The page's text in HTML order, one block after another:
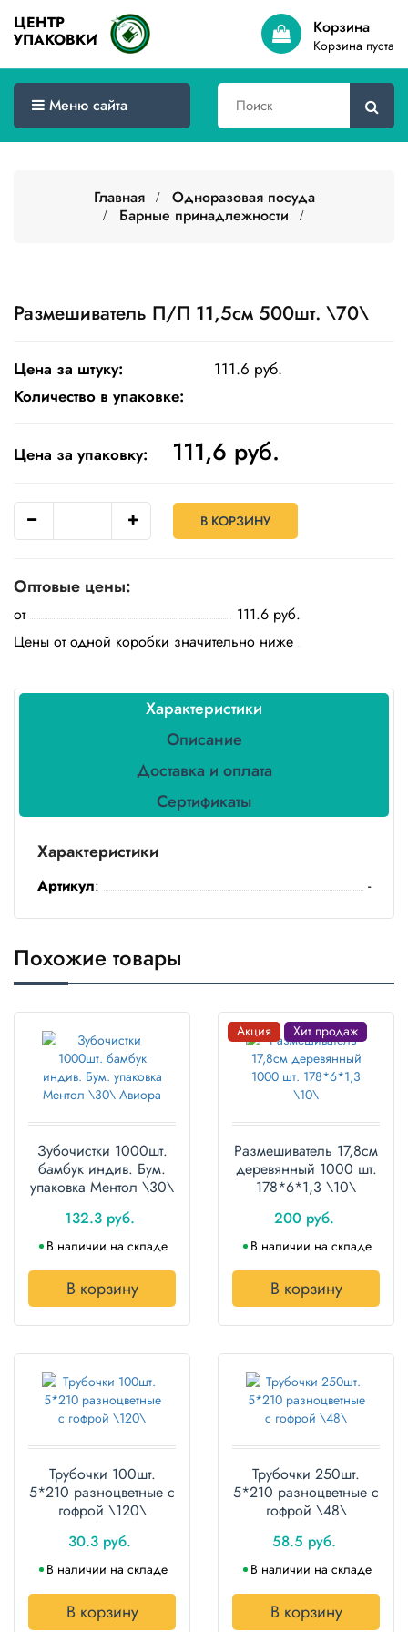
ЦЕНТР
УПАКОВКИ
Корзина
Корзина пуста
Меню сайта
Меню
сайта
Главная
Товары
Категории
товаров
посуда
упаковка
многоразовая
Пакеты
кулинарии
химия
Канцтовары
Товары
защиты
упаковка
Скатерти
коврики
Товары
для
уборки
Полотенца
Туалетная
бумага
хранения и
транспортировки
Товары
садоводов
Товары
для
барбекю
Главная
Одноразовая посуда
Барные принадлежности
Размешиватель П/П 11,5см 500шт. \70\
Цена за штуку:
111.6 руб.
Количество в упаковке:
Цена за упаковку: 111,6 руб.
В КОРЗИНУ
Оптовые цены:
от
111.6 руб.
Цены от одной коробки значительно ниже
Характеристики
Описание
Доставка и оплата
Сертификаты
Характеристики
Артикул: -
Похожие товары
Зубочистки 1000шт.
бамбук индив. Бум.
упаковка Ментол \30\
132.3 руб.
В наличии на складе
В корзину
Акция Хит продаж
Размешиватель 17,8см
деревянный 1000 шт.
178*6*1,3 \10\
200 руб.
В наличии на складе
В корзину
Трубочки 100шт.
5*210 разноцветные с
гофрой \120\
30.3 руб.
В наличии на складе
В корзину
Трубочки 250шт.
5*210 разноцветные с
гофрой \48\
58.5 руб.
В наличии на складе
В корзину